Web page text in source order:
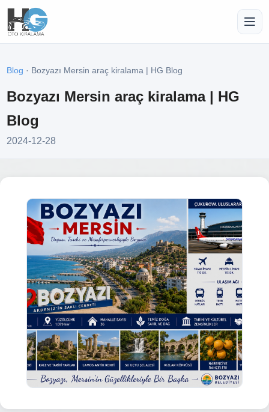
Blog · Bozyazı Mersin araç kiralama | HG Blog
Bozyazı Mersin araç kiralama | HG
Blog
2024-12-28